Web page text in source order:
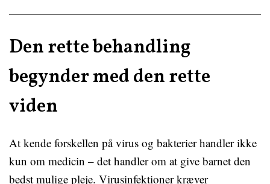
Den rette behandling
begynder med den rette
viden
At kende forskellen på virus og bakterier handler ikke
kun om medicin – det handler om at give barnet den
bedst mulige pleje. Virusinfektioner kræver